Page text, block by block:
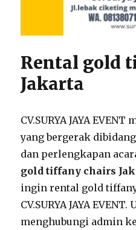
Rental gold
Jakarta
CV.SURYA JAYA
yang bergerak
dan perlengkapan
gold tiffany chairs
ingin rental gold
CV.SURYA JAYA
menghubungi admin